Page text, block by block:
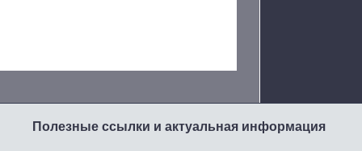
Полезные ссылки и актуальная информация